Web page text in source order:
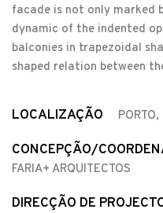
facade is not only marked
dynamic of the indented
balconies in trapezoidal
shaped relation between
LOCALIZAÇÃO
CONCEPÇÃO/
FARIA+ ARQUITECTOS
DIRECÇÃO DE